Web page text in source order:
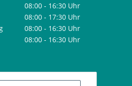
08:00 - 16:30 Uhr
08:00 - 17:30 Uhr
08:00 - 16:30 Uhr
08:00 - 16:30 Uhr